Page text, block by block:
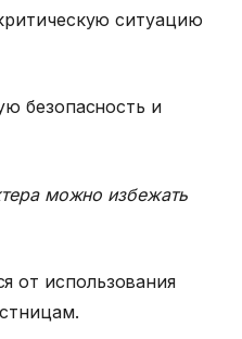
ситуацию
безопасность и
можно избежать
от использования